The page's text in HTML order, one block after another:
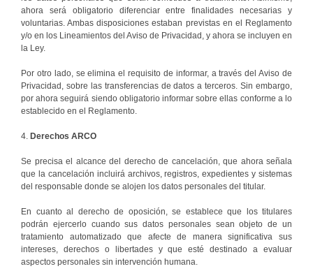
ahora será obligatorio diferenciar entre finalidades necesarias y
voluntarias. Ambas disposiciones estaban previstas en el Reglamento
y/o en los Lineamientos del Aviso de Privacidad, y ahora se incluyen en
la Ley.
Por otro lado, se elimina el requisito de informar, a través del Aviso de
Privacidad, sobre las transferencias de datos a terceros. Sin embargo,
por ahora seguirá siendo obligatorio informar sobre ellas conforme a lo
establecido en el Reglamento.
4. Derechos ARCO
Se precisa el alcance del derecho de cancelación, que ahora señala
que la cancelación incluirá archivos, registros, expedientes y sistemas
del responsable donde se alojen los datos personales del titular.
En cuanto al derecho de oposición, se establece que los titulares
podrán ejercerlo cuando sus datos personales sean objeto de un
tratamiento automatizado que afecte de manera significativa sus
intereses, derechos o libertades y que esté destinado a evaluar
aspectos personales sin intervención humana.